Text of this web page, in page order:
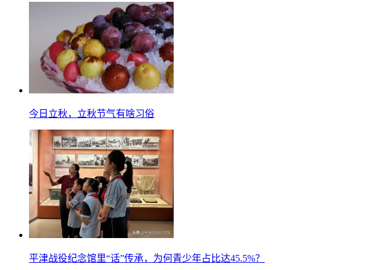
今日立秋，立秋节气有啥习俗
平津战役纪念馆里“话”传承，为何青少年占比达45.5%？